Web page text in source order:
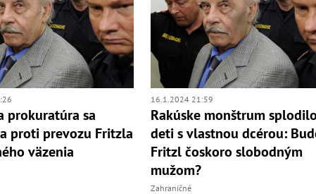
prokuratúra sa
proti prevozu Fritzla
väzenia
16.1.2024 21:59
Rakúske monštrum
deti s vlastnou dcérou:
Fritzl čoskoro slobodným
mužom?
Zahraničné